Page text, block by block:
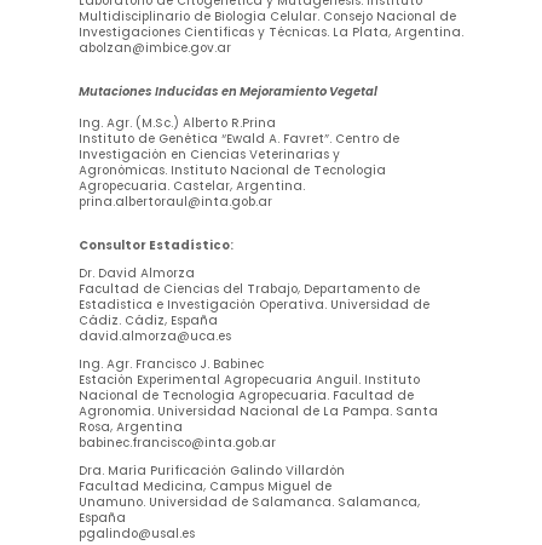
Multidisciplinario de Biología Celular. Consejo Nacional de
Investigaciones Científicas y Técnicas. La Plata, Argentina.
abolzan@imbice.gov.ar
Mutaciones Inducidas en Mejoramiento Vegetal
Ing. Agr. (M.Sc.) Alberto R.Prina
Instituto de Genética “Ewald A. Favret”. Centro de
Investigación en Ciencias Veterinarias y
Agronómicas. Instituto Nacional de Tecnología
Agropecuaria. Castelar, Argentina.
prina.albertoraul@inta.gob.ar
Consultor Estadístico:
Dr. David Almorza
Facultad de Ciencias del Trabajo, Departamento de
Estadística e Investigación Operativa. Universidad de
Cádiz. Cádiz, España
david.almorza@uca.es
Ing. Agr. Francisco J. Babinec
Estación Experimental Agropecuaria Anguil. Instituto
Nacional de Tecnología Agropecuaria. Facultad de
Agronomía. Universidad Nacional de La Pampa. Santa
Rosa, Argentina
babinec.francisco@inta.gob.ar
Dra. María Purificación Galindo Villardón
Facultad Medicina, Campus Miguel de
Unamuno. Universidad de Salamanca. Salamanca,
España
pgalindo@usal.es